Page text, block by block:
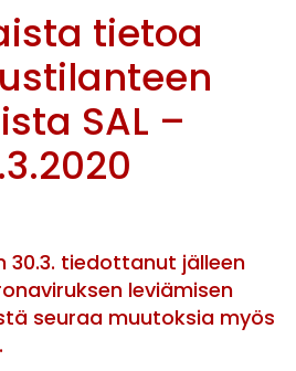
tietoa
SAL –
30.3. tiedottanut jälleen
leviämisen
seuraa muutoksia myös